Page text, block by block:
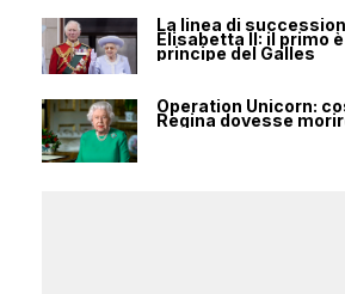
La linea di
Elisabetta II: il primo
principe del Galles
Operation Unicorn:
Regina dovesse